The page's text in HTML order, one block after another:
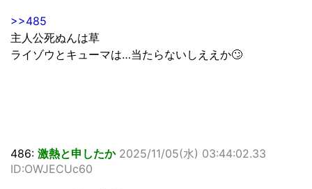
>>485
主人公死ぬんは草
ライゾウとキューマは…当たらないしええか🙄
486: 激熱と申したか 2025/11/05(水) 03:44:02.33
ID:OWJECUc60